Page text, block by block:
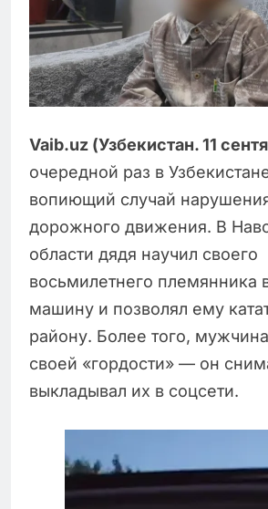
Vaib.uz (Узбекистан. 11
очередной раз в
вопиющий случай
дорожного движения. В
области дядя научил своего
восьмилетнего племянника
машину и позволял ему
району. Более того,
своей «гордости» — он
выкладывал их в соцсети.